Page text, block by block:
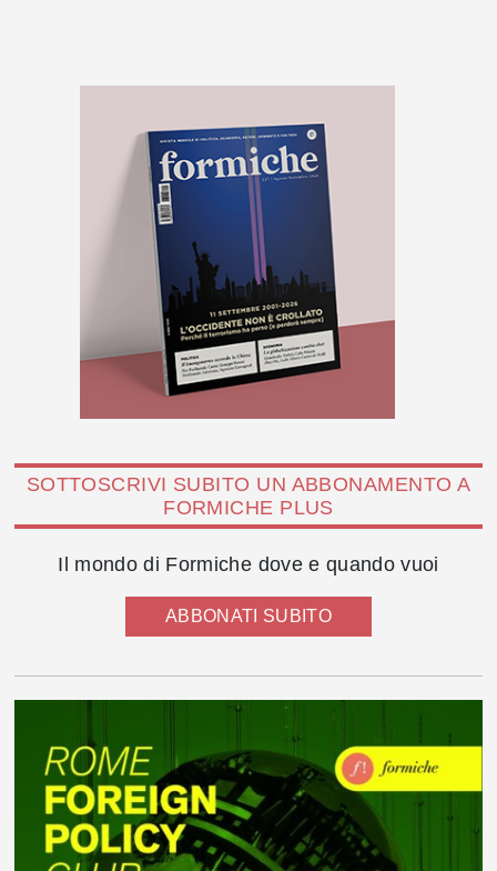
SOTTOSCRIVI SUBITO UN ABBONAMENTO A
FORMICHE PLUS
Il mondo di Formiche dove e quando vuoi
ABBONATI SUBITO